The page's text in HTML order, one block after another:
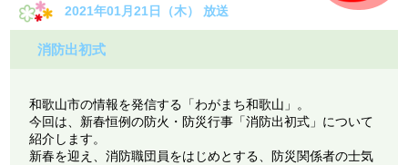
2021年01月21日（木） 放送
消防出初式
和歌山市の情報を発信する「わがまち和歌山」。
今回は、新春恒例の防火・防災行事「消防出初式」について
紹介します。
新春を迎え、消防職団員をはじめとする、防災関係者の士気